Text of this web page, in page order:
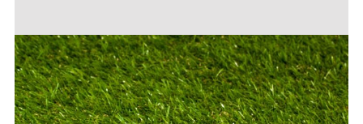
LA
MONTAGNE :
QUELLES
ACTIVITÉS
PRATIQUER
EN